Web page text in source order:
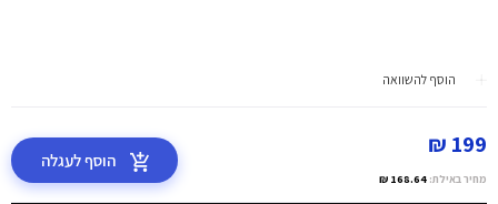
הוסף להשוואה
199 ₪
מחיר באילת: 168.64 ₪
הוסף לעגלה